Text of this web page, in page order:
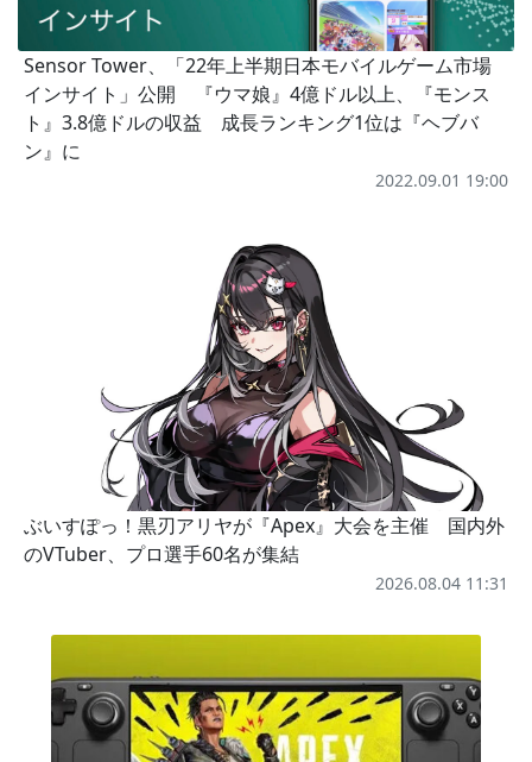
Sensor Tower、「22年上半期日本モバイルゲーム市場
インサイト」公開 『ウマ娘』4億ドル以上、『モンス
ト』3.8億ドルの収益 成長ランキング1位は『ヘブバ
ン』に
2022.09.01 19:00
ぶいすぽっ！黒刃アリヤが『Apex』大会を主催 国内外
のVTuber、プロ選手60名が集結
2026.08.04 11:31